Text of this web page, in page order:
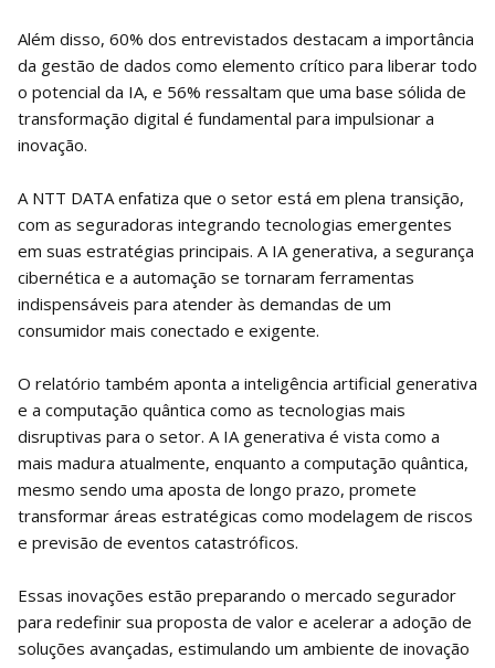
Além disso, 60% dos entrevistados destacam a importância
da gestão de dados como elemento crítico para liberar todo
o potencial da IA, e 56% ressaltam que uma base sólida de
transformação digital é fundamental para impulsionar a
inovação.
A NTT DATA enfatiza que o setor está em plena transição,
com as seguradoras integrando tecnologias emergentes
em suas estratégias principais. A IA generativa, a segurança
cibernética e a automação se tornaram ferramentas
indispensáveis para atender às demandas de um
consumidor mais conectado e exigente.
O relatório também aponta a inteligência artificial generativa
e a computação quântica como as tecnologias mais
disruptivas para o setor. A IA generativa é vista como a
mais madura atualmente, enquanto a computação quântica,
mesmo sendo uma aposta de longo prazo, promete
transformar áreas estratégicas como modelagem de riscos
e previsão de eventos catastróficos.
Essas inovações estão preparando o mercado segurador
para redefinir sua proposta de valor e acelerar a adoção de
soluções avançadas, estimulando um ambiente de inovação